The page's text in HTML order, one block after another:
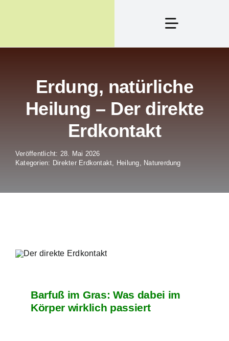
Toggle
Navigation
Blog
Erdung, natürliche
Heilung – Der direkte
Erdkontakt
Veröffentlicht: 28. Mai 2026
Kategorien: Direkter Erdkontakt, Heilung, Naturerdung
Barfuß im Gras: Was dabei im
Körper wirklich passiert